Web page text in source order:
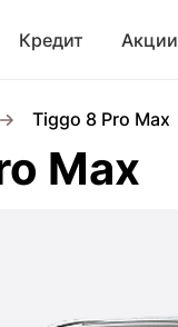
Кредит Акции
Tiggo 8 Pro Max
Max